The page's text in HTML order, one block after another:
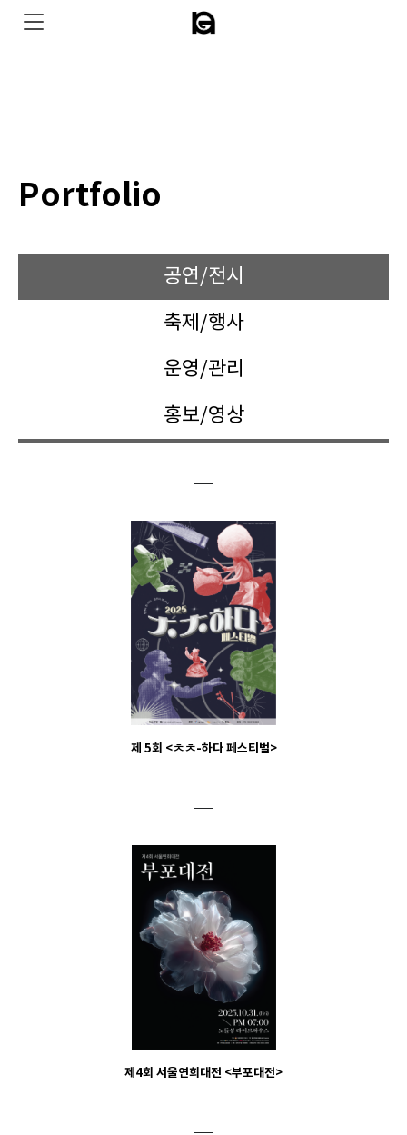
Portfolio
공연/전시
축제/행사
운영/관리
홍보/영상
제 5회 <ㅊㅊ-하다 페스티벌>
제4회 서울연희대전 <부포대전>